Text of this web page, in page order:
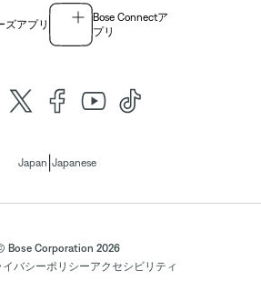
ズアプリ
Bose Connectア
プリ
Japan Japanese
Bose Corporation 2026
イバシーポリシーアクセシビリティ